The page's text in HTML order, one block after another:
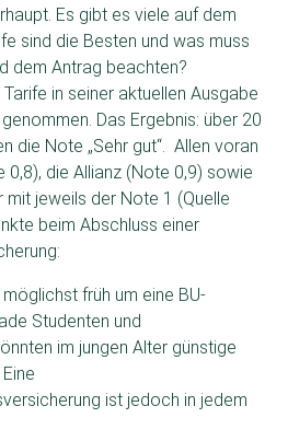
Es gibt es viele auf dem
sind die Besten und was muss
dem Antrag beachten?
in seiner aktuellen Ausgabe
Das Ergebnis: über 20
die Note „Sehr gut“. Allen voran
0,8), die Allianz (Note 0,9) sowie
mit jeweils der Note 1 (Quelle
beim Abschluss einer
früh um eine BU-
Studenten und
im jungen Alter günstige
ist jedoch in jedem